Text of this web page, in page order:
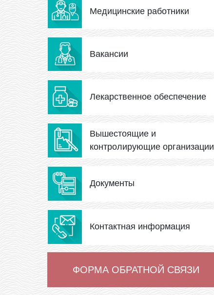
Медицинские работники
Вакансии
Лекарственное обеспечение
Вышестоящие и
контролирующие организации
Документы
Контактная информация
ФОРМА ОБРАТНОЙ СВЯЗИ